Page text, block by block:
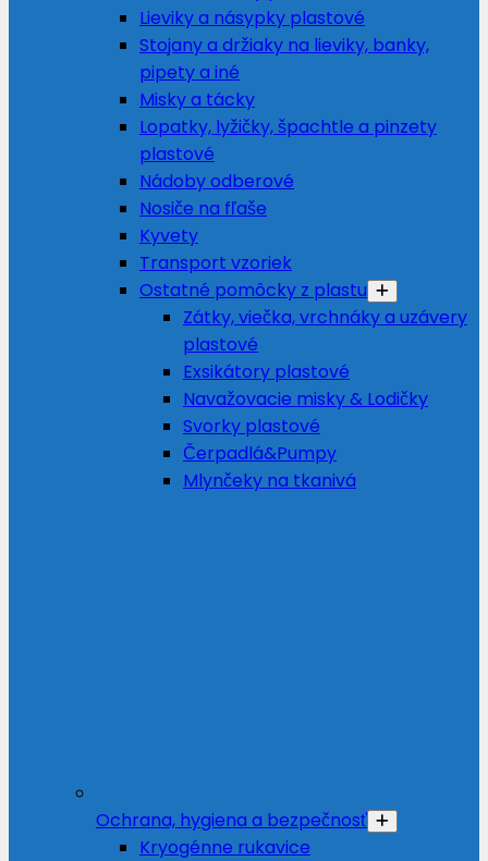
Lieviky a násypky plastové
Stojany a držiaky na lieviky, banky,
pipety a iné
Misky a tácky
Lopatky, lyžičky, špachtle a pinzety
plastové
Nádoby odberové
Nosiče na fľaše
Kyvety
Transport vzoriek
Ostatné pomôcky z plastu
Zátky, viečka, vrchnáky a uzávery
plastové
Exsikátory plastové
Navažovacie misky & Lodičky
Svorky plastové
Čerpadlá&Pumpy
Mlynčeky na tkanivá
Ochrana, hygiena a bezpečnosť
Kryogénne rukavice